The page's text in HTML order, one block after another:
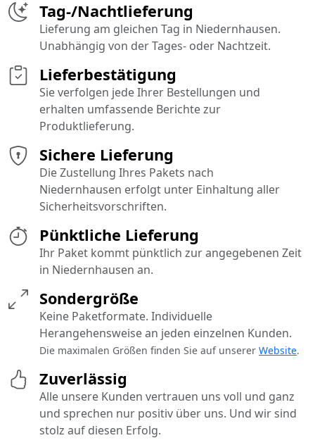
Pünktliche Lieferung
Ihr Paket kommt pünktlich zur angegebenen Zeit
in Niedernhausen an.
Sichere Lieferung
Die Zustellung Ihres Pakets nach
Niedernhausen erfolgt unter Einhaltung aller
Sicherheitsvorschriften.
Tag-/Nachtlieferung
Lieferung am gleichen Tag in Niedernhausen.
Unabhängig von der Tages- oder Nachtzeit.
Sondergröße
Keine Paketformate. Individuelle
Herangehensweise an jeden einzelnen Kunden.
Die maximalen Größen finden Sie auf unserer Website.
Lieferbestätigung
Sie verfolgen jede Ihrer Bestellungen und
erhalten umfassende Berichte zur
Produktlieferung.
Zuverlässig
Alle unsere Kunden vertrauen uns voll und ganz
und sprechen nur positiv über uns. Und wir sind
stolz auf diesen Erfolg.